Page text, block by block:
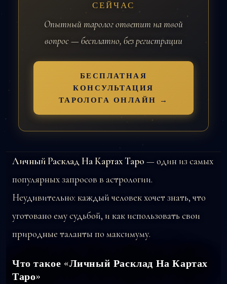
СЕЙЧАС
Опытный таролог ответит на твой
вопрос — бесплатно, без регистрации
БЕСПЛАТНАЯ
КОНСУЛЬТАЦИЯ
ТАРОЛОГА ОНЛАЙН →
Личный Расклад На Картах Таро — один из самых
популярных запросов в астрологии.
Неудивительно: каждый человек хочет знать, что
уготовано ему судьбой, и как использовать свои
природные таланты по максимуму.
Что такое «Личный Расклад На Картах
Таро»